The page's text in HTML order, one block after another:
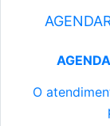
O